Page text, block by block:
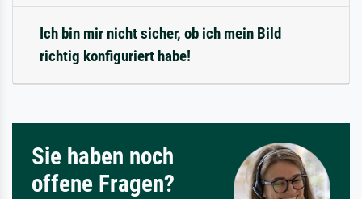
Ich bin mir nicht sicher, ob ich mein Bild
richtig konfiguriert habe!
Sie haben noch
offene Fragen?